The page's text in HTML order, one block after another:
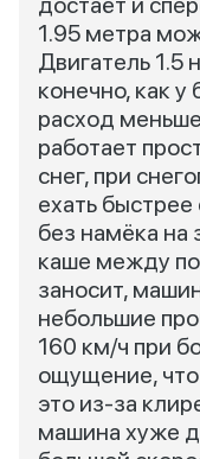
1.95 метра
Двигатель 1.5
конечно, как у
расход
работает
снег, при
ехать
без намёка на
каше между
заносит,
небольшие
160 км/ч при
ощущение,
это из-за
машина хуже